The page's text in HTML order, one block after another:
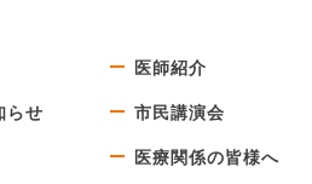
らせ
医師紹介
市民講演会
医療関係の皆様へ